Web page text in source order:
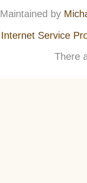
Maintained by
Internet Service
There